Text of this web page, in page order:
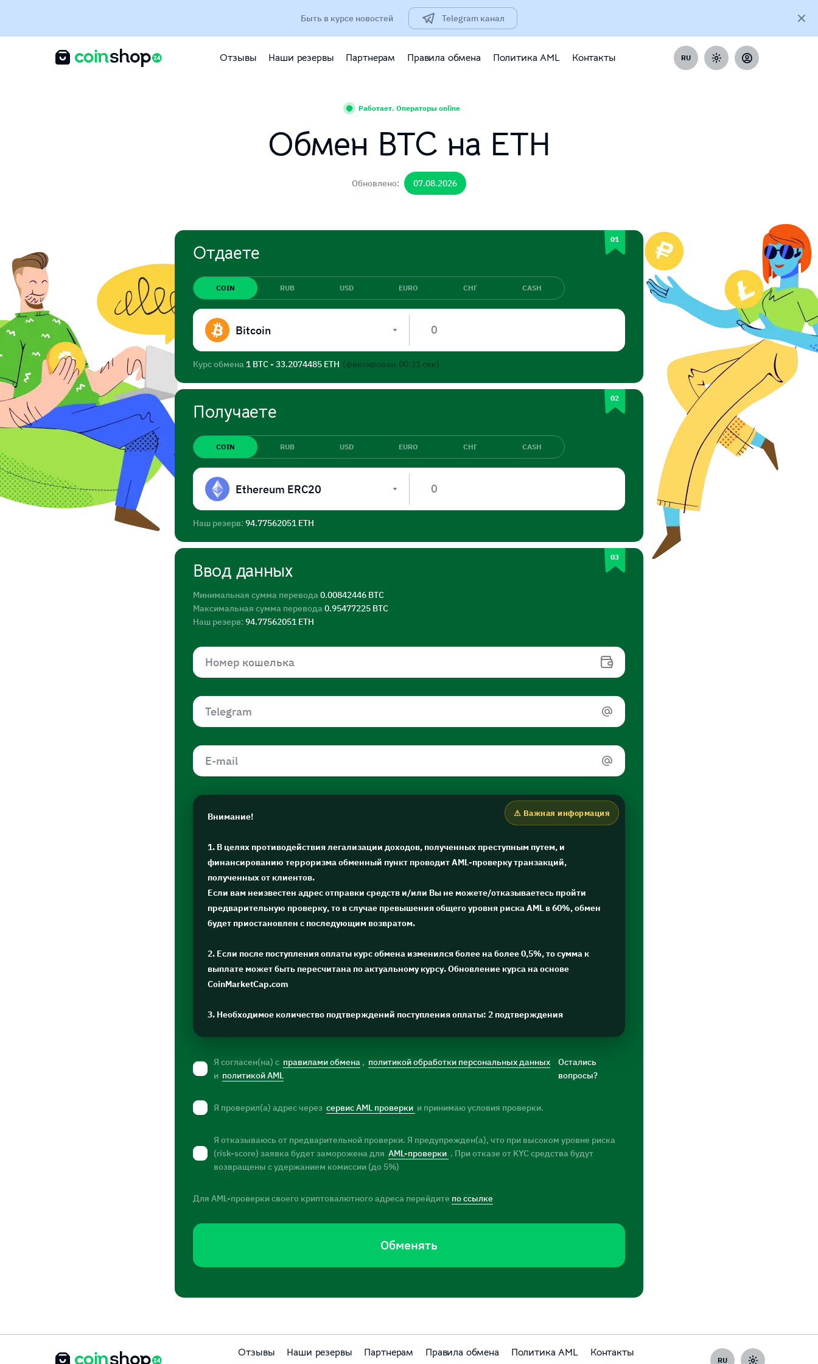
Быть в курсе новостей Telegram канал
Отзывы Наши резервы Партнерам Правила обмена Политика AML Контакты RU
Работает. Операторы online
Обмен BTC на ETH
Обновлено: 07.08.2026
Отдаете
COIN RUB USD EURO СНГ CASH
Bitcoin
Курс обмена 1 BTC - 33.2074485 ETH (фиксирован 00:31 сек)
Получаете
COIN RUB USD EURO СНГ CASH
Ethereum ERC20
Наш резерв: 94.77562051 ETH
Ввод данных
Минимальная сумма перевода0.00842446 BTC
Максимальная сумма перевода0.95477225 BTC
Наш резерв: 94.77562051 ETH
Внимание!
1. В целях противодействия легализации доходов, полученных преступным путем, и
финансированию терроризма обменный пункт проводит AML-проверку транзакций,
полученных от клиентов.
Если вам неизвестен адрес отправки средств и/или Вы не можете/отказываетесь пройти
предварительную проверку, то в случае превышения общего уровня риска AML в 60%, обмен
будет приостановлен с последующим возвратом.
2. Если после поступления оплаты курс обмена изменился более на более 0,5%, то сумма к
выплате может быть пересчитана по актуальному курсу. Обновление курса на основе
CoinMarketCap.com
3. Необходимое количество подтверждений поступления оплаты: 2 подтверждения
Я согласен(на) с правилами обмена , политикой обработки персональных данных
и политикой AML
Остались
вопросы?
Я проверил(а) адрес через сервис AML проверки и принимаю условия проверки.
Я отказываюсь от предварительной проверки. Я предупрежден(а), что при высоком уровне риска
(risk-score) заявка будет заморожена для AML-проверки . При отказе от KYC средства будут
возвращены с удержанием комиссии (до 5%)
Для AML-проверки своего криптовалютного адреса перейдите по ссылке
Обменять
Отзывы Наши резервы Партнерам Правила обмена Политика AML
Контакты
RU